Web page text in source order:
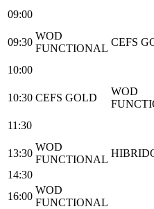
09:00
09:30
WOD
FUNCTIONAL
CEFS
10:00
10:30 CEFS GOLD
WOD
11:30
13:30
WOD
FUNCTIONAL
14:30
16:00
WOD
FUNCTIONAL